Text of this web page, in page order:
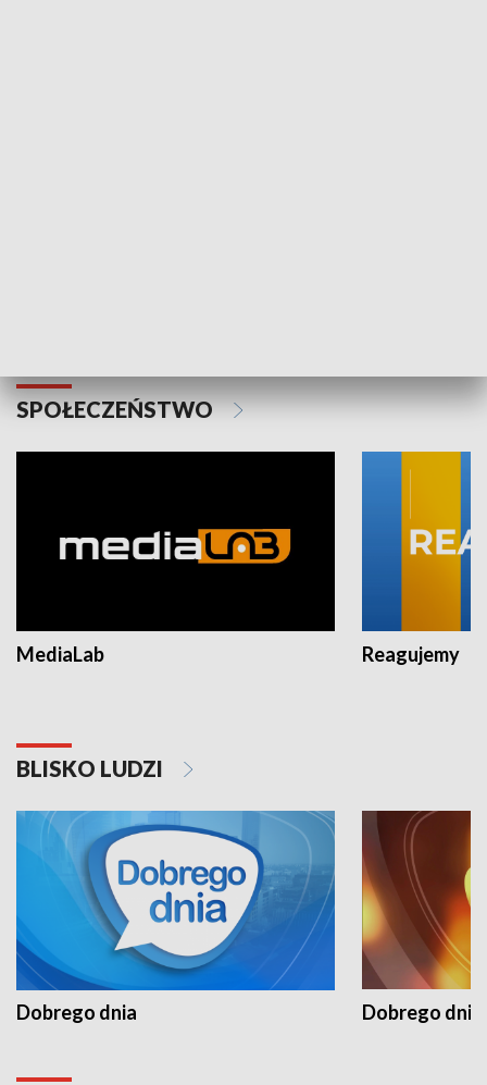
SPOŁECZEŃSTWO
MediaLab Reagujemy
BLISKO LUDZI
Dobrego dnia Dobrego dnia